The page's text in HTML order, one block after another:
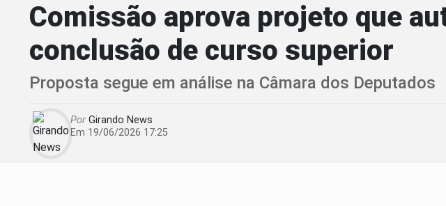
Comissão aprova projeto que
conclusão de curso superior
Proposta segue em análise na Câmara dos Deputados
Por Girando News
Em 19/06/2026 17:25